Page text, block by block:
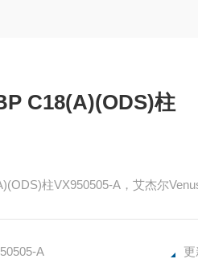
C18(A)(ODS)柱
柱VX950505-A，艾杰尔
A